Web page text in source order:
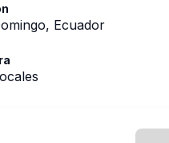
Ecuador